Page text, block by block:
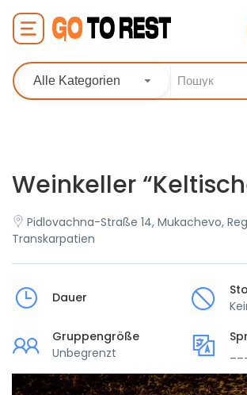
Alle Kategorien
Weinkeller
Pidlovachna-Straße 14, Mukachevo,
Transkarpatien
Dauer
Gruppengröße
Unbegrenzt